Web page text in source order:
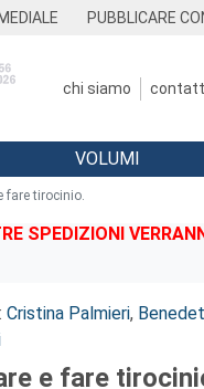
PUBBLICARE
chi siamo
VOLUMI
fare tirocinio.
SPEDIZIONI
Cristina Palmieri,
e fare